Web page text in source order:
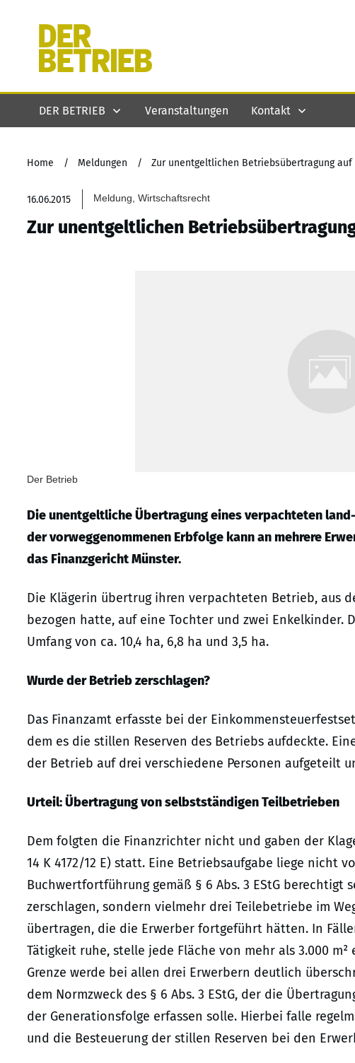
DER BETRIEB Veranstaltungen Kontakt
Home / Meldungen / Zur unentgeltlichen Betriebsübertragung auf
16.06.2015 Meldung, Wirtschaftsrecht
Zur unentgeltlichen
Der Betrieb
Die unentgeltliche Übertragung eines verpachteten
der vorweggenommenen Erbfolge kann an mehrere
das Finanzgericht Münster.
Die Klägerin übertrug ihren verpachteten Betrieb, aus
bezogen hatte, auf eine Tochter und zwei Enkelkinder.
Umfang von ca. 10,4 ha, 6,8 ha und 3,5 ha.
Wurde der Betrieb zerschlagen?
Das Finanzamt erfasste bei der
dem es die stillen Reserven des Betriebs aufdeckte.
der Betrieb auf drei verschiedene Personen aufgeteilt
Urteil: Übertragung von selbstständigen Teilbetrieben
Dem folgten die Finanzrichter nicht und gaben der
14 K 4172/12 E) statt. Eine Betriebsaufgabe liege nicht
Buchwertfortführung gemäß § 6 Abs. 3 EStG
zerschlagen, sondern vielmehr drei Teilebetriebe im
übertragen, die die Erwerber fortgeführt hätten. In
Tätigkeit ruhe, stelle jede Fläche von mehr als 3.000
Grenze werde bei allen drei Erwerbern deutlich
dem Normzweck des § 6 Abs. 3 EStG, der die
der Generationsfolge erfassen solle. Hierbei falle
und die Besteuerung der stillen Reserven bei den